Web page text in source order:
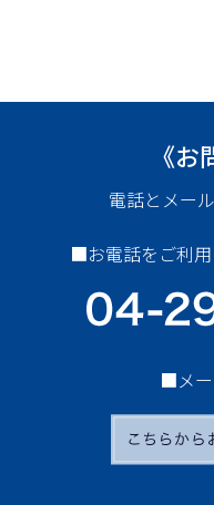
《お
電話とメー
■お電話をご利用
■メー